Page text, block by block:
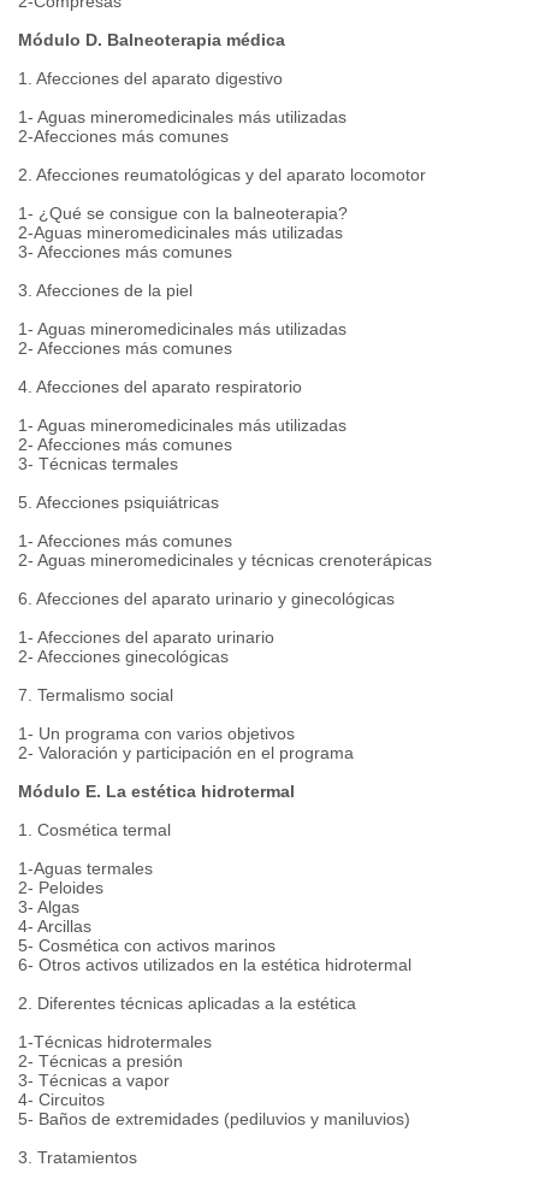
Módulo D. Balneoterapia médica
1. Afecciones del aparato digestivo
1- Aguas mineromedicinales más utilizadas
2-Afecciones más comunes
2. Afecciones reumatológicas y del aparato locomotor
1- ¿Qué se consigue con la balneoterapia?
2-Aguas mineromedicinales más utilizadas
3- Afecciones más comunes
3. Afecciones de la piel
1- Aguas mineromedicinales más utilizadas
2- Afecciones más comunes
4. Afecciones del aparato respiratorio
1- Aguas mineromedicinales más utilizadas
2- Afecciones más comunes
3- Técnicas termales
5. Afecciones psiquiátricas
1- Afecciones más comunes
2- Aguas mineromedicinales y técnicas crenoterápicas
6. Afecciones del aparato urinario y ginecológicas
1- Afecciones del aparato urinario
2- Afecciones ginecológicas
7. Termalismo social
1- Un programa con varios objetivos
2- Valoración y participación en el programa
Módulo E. La estética hidrotermal
1. Cosmética termal
1-Aguas termales
2- Peloides
3- Algas
4- Arcillas
5- Cosmética con activos marinos
6- Otros activos utilizados en la estética hidrotermal
2. Diferentes técnicas aplicadas a la estética
1-Técnicas hidrotermales
2- Técnicas a presión
3- Técnicas a vapor
4- Circuitos
5- Baños de extremidades (pediluvios y maniluvios)
3. Tratamientos